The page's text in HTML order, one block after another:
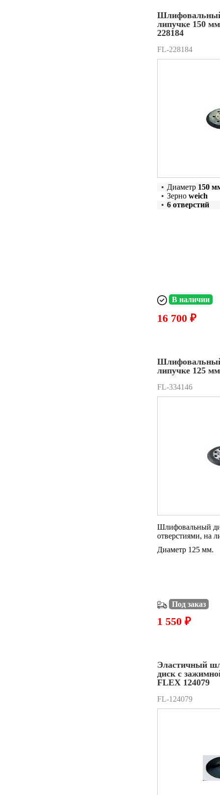
липучке 150
228184
FL-228184
Диаметр 150
Зерно weich
6 отверстий
В наличии
16 700 ₽
липучке 125
FL-334146
Шлифовальный
отверстиями, на
Диаметр 125 мм.
Под заказ
1 550 ₽
Эластичный
диск с
FLEX 124079
FL-124079